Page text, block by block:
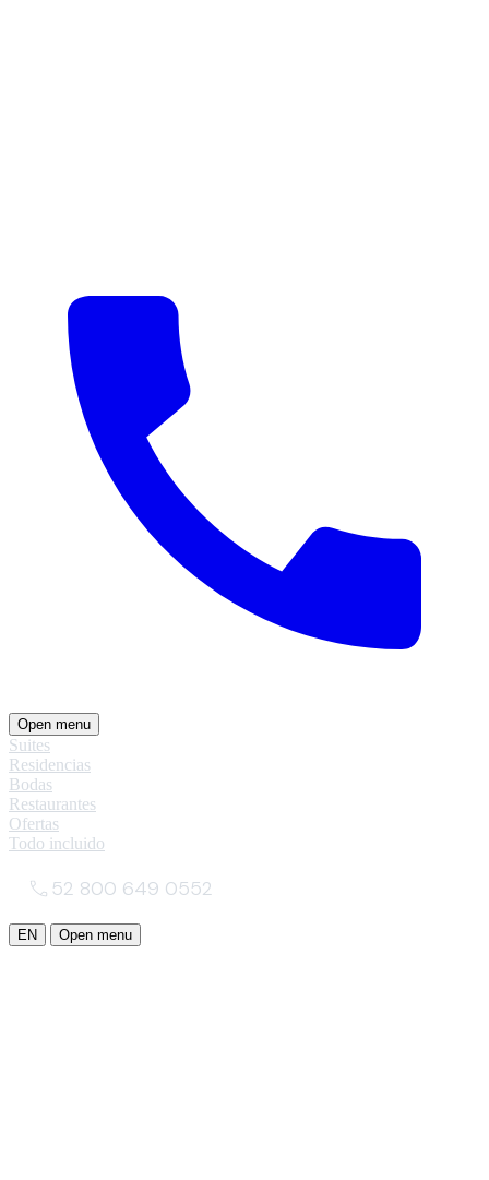
Open menu
Suites
Residencias
Bodas
Restaurantes
Ofertas
Todo incluido
52 800 649 0552
EN Open menu